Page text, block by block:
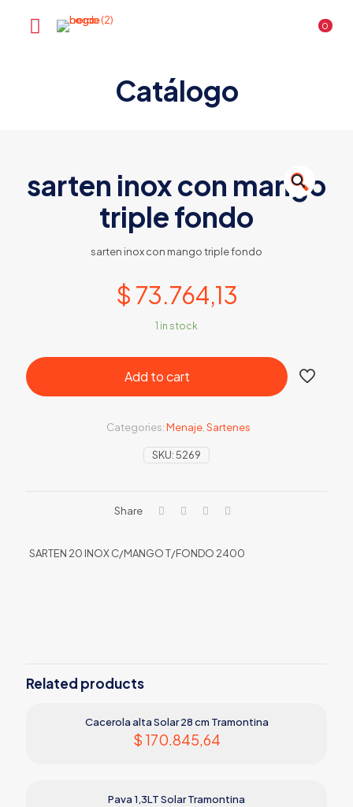
0
Catálogo
🔍
sarten inox con mango
triple fondo
sarten inox con mango triple fondo
$ 73.764,13
1 in stock
Add to cart
SKU:5269
Categories:Menaje Sartenes
Share
SARTEN 20 INOX C/MANGO T/FONDO 2400
Related products
Cacerola alta Solar 28 cm Tramontina
$ 170.845,64
Pava 1,3LT Solar Tramontina